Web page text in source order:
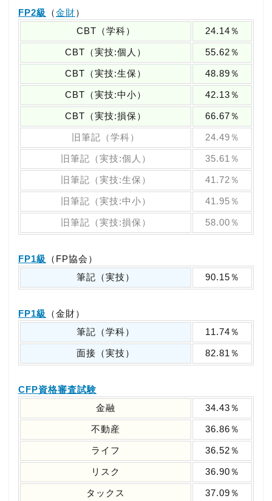
FP2級 （金財）
CBT（学科）
24.14％
CBT（実技:個人） 55.62％
CBT（実技:生保） 48.89％
CBT（実技:中小） 42.13％
CBT（実技:損保） 66.67％
旧筆記（学科） 24.49％
旧筆記（実技:個人） 35.61％
旧筆記（実技:生保） 41.72％
旧筆記（実技:中小） 41.95％
旧筆記（実技:損保） 58.00％
FP1級
（FP協会）
筆記（実技）
90.15％
FP1級
（金財）
筆記（学科）
11.74％
面接（実技） 82.81％
CFP資格審査試験
金融
34.43％
不動産 36.86％
ライフ 36.52％
リスク 36.90％
タックス 37.09％